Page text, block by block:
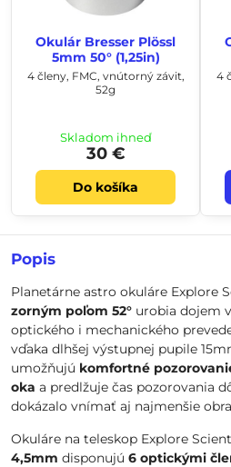
Popis
Planetárne astro okuláre Explore
zorným poľom 52° urobia dojem
optického i mechanického
vďaka dlhšej výstupnej pupile
umožňujú komfortné
oka a predlžuje čas pozorovania
dokázalo vnímať aj najmenšie
Okuláre na teleskop Explore
4,5mm disponujú 6 optickými
Okulár Bresser Plössl
5mm 50° (1,25in)
4 členy, FMC, vnútorný závit,
52g
Skladom ihneď
30 €
Do košíka
4